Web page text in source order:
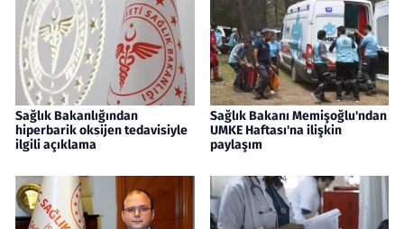
Sağlık Bakanlığından
hiperbarik oksijen tedavisiyle
ilgili açıklama
Sağlık Bakanı Memişoğlu'ndan
UMKE Haftası'na ilişkin
paylaşım